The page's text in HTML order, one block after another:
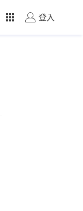
好食玩飛
登入